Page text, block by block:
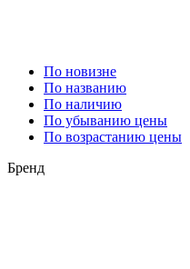
По новизне
По названию
По наличию
По убыванию цены
По возрастанию цены
Бренд